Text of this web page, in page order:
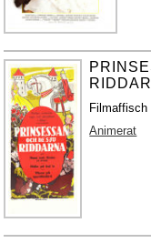
Filmaffisch
Animerat